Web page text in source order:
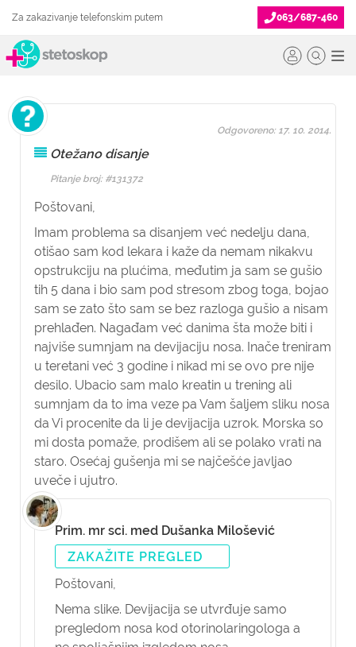
Za zakazivanje telefonskim putem 063/687-460
Otežano disanje
Pitanje broj: #131372
Poštovani,
Imam problema sa disanjem već nedelju dana,
otišao sam kod lekara i kaže da nemam nikakvu
opstrukciju na plućima, međutim ja sam se gušio
tih 5 dana i bio sam pod stresom zbog toga, bojao
sam se zato što sam se bez razloga gušio a nisam
prehlađen. Nagađam već danima šta može biti i
najviše sumnjam na devijaciju nosa. Inače treniram
u teretani već 3 godine i nikad mi se ovo pre nije
desilo. Ubacio sam malo kreatin u trening ali
sumnjam da to ima veze pa Vam šaljem sliku nosa
da Vi procenite da li je devijacija uzrok. Morska so
mi dosta pomaže, prodišem ali se polako vrati na
staro. Osećaj gušenja mi se najčešće javljao
uveče i ujutro.
Odgovoreno: 17. 10. 2014.
Prim. mr sci. med Dušanka Milošević
ZAKAŽITE PREGLED
Poštovani,
Nema slike. Devijacija se utvrđuje samo
pregledom nosa kod otorinolaringologa a